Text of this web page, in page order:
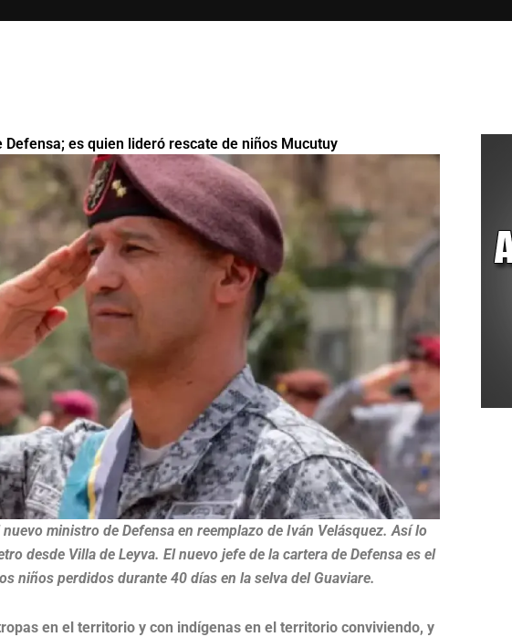
es quien lideró rescate de niños Mucutuy
ministro de Defensa en reemplazo de Iván Velásquez. Así lo
desde Villa de Leyva. El nuevo jefe de la cartera de Defensa es el
niños perdidos durante 40 días en la selva del Guaviare.
en el territorio y con indígenas en el territorio conviviendo, y